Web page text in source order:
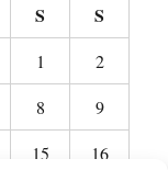
S S
1
2
8
9
15
16